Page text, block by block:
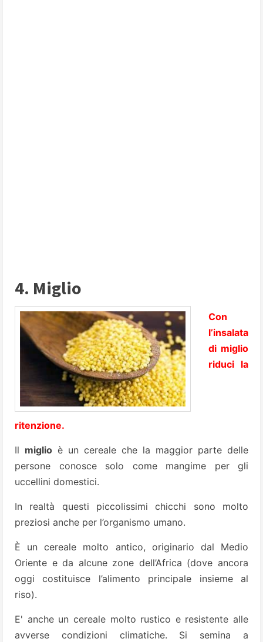
4. Miglio
Con
l’insalata
di miglio
riduci la
ritenzione.
Il miglio è un cereale che la maggior parte delle
persone conosce solo come mangime per gli
uccellini domestici.
In realtà questi piccolissimi chicchi sono molto
preziosi anche per l’organismo umano.
È un cereale molto antico, originario dal Medio
Oriente e da alcune zone dell’Africa (dove ancora
oggi costituisce l’alimento principale insieme al
riso).
E' anche un cereale molto rustico e resistente alle
avverse condizioni climatiche. Si semina a